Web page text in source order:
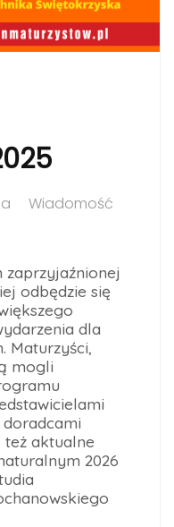
Wiadomość
zaprzyjaźnionej
odbędzie się
dla
Maturzyści,
mogli
doradcami
aktualne
2026